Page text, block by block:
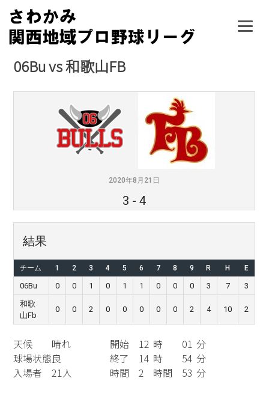
Skip
content
06Bu vs 和歌山FB
2020年8月21日
3 -4
結果
チーム 1 2 3 4 5 6 7 8 9 R H E
06Bu 0 0 1 0 1 1 0 0 0 3 7
3
和歌
山Fb
0 0 2 0 0 0 0 0 2 4 10 2
天候
晴れ
球場状態良
入場者
21人
開始 12 時 01 分
終了
14 時 54 分
時間
2 時間 53 分